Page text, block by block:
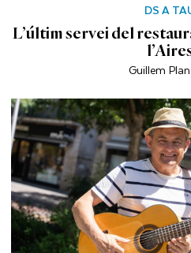
DS A
L’últim servei del
Guillem